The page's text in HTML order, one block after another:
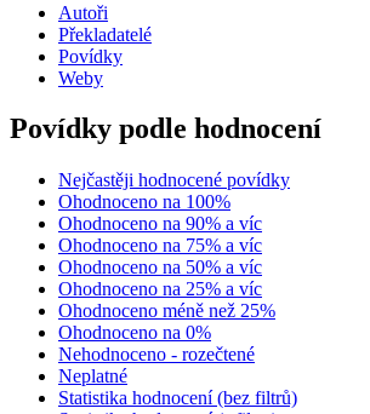
Autoři
Překladatelé
Povídky
Weby
Povídky podle hodnocení
Nejčastěji hodnocené povídky
Ohodnoceno na 100%
Ohodnoceno na 90% a víc
Ohodnoceno na 75% a víc
Ohodnoceno na 50% a víc
Ohodnoceno na 25% a víc
Ohodnoceno méně než 25%
Ohodnoceno na 0%
Nehodnoceno - rozečtené
Neplatné
Statistika hodnocení (bez filtrů)